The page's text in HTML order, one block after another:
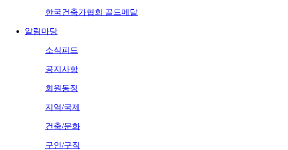
한국건축가협회 골드메달
알림마당
소식피드
공지사항
회원동정
지역/국제
건축/문화
구인/구직